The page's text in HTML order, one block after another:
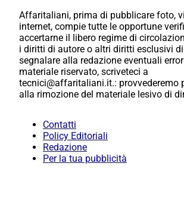
Affaritaliani, prima di pubblicare foto,
internet, compie tutte le opportune
accertarne il libero regime di
i diritti di autore o altri diritti esclusivi
segnalare alla redazione eventuali
materiale riservato, scriveteci a
tecnici@affaritaliani.it.: provvederemo
alla rimozione del materiale lesivo di
Contatti
Policy Editoriali
Redazione
Per la tua pubblicità